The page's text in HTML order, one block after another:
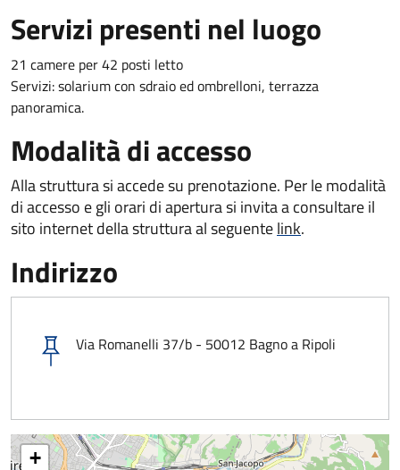
Servizi presenti nel luogo
21 camere per 42 posti letto
Servizi: solarium con sdraio ed ombrelloni, terrazza
panoramica.
Modalità di accesso
Alla struttura si accede su prenotazione. Per le modalità
di accesso e gli orari di apertura si invita a consultare il
sito internet della struttura al seguentelink.
Indirizzo
Via Romanelli 37/b - 50012 Bagno a Ripoli
+